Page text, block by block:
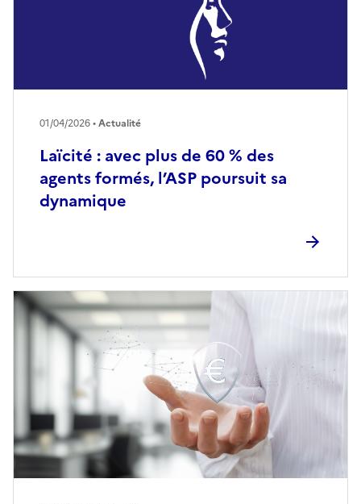
Laïcité : avec plus de 60 % des
agents formés, l’ASP poursuit sa
dynamique
01/04/2026 •Actualité